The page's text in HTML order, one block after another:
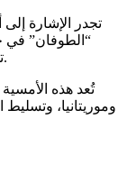
تجدر الإشارة
تخصيص جميع عائداته لدعم الشعب الفلسطيني.
تُعد هذه
وموريتانيا،